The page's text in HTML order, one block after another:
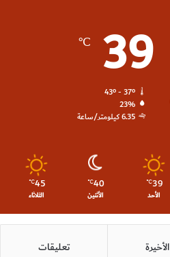
39
℃
43º - 37º
23%
6.35 كيلومتر/ساعة
39
℃
الأحد
40
℃
الأثنين
45
℃
الثلاثاء
الأخيرة تعليقات